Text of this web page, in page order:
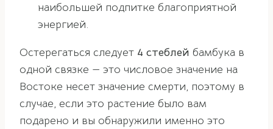
наибольшей подпитке благоприятной
энергией.
Остерегаться следует 4 стеблей бамбука в
одной связке — это числовое значение на
Востоке несет значение смерти, поэтому в
случае, если это растение было вам
подарено и вы обнаружили именно это